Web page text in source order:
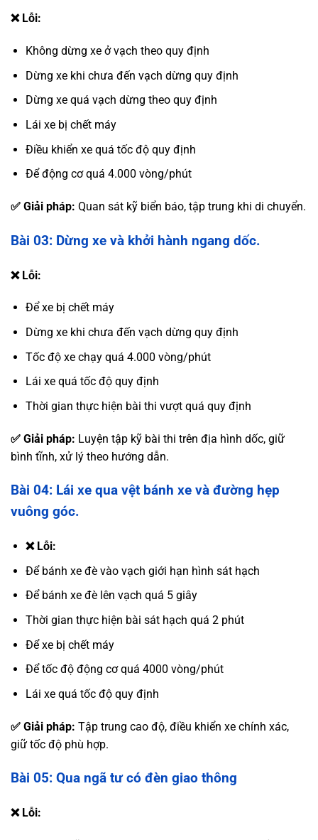
❌ Lỗi:
Không dừng xe ở vạch theo quy định
Dừng xe khi chưa đến vạch dừng quy định
Dừng xe quá vạch dừng theo quy định
Lái xe bị chết máy
Điều khiển xe quá tốc độ quy định
Để động cơ quá 4.000 vòng/phút
✅ Giải pháp: Quan sát kỹ biển báo, tập trung khi di chuyển.
Bài 03: Dừng xe và khởi hành ngang dốc.
❌ Lỗi:
Để xe bị chết máy
Dừng xe khi chưa đến vạch dừng quy định
Tốc độ xe chạy quá 4.000 vòng/phút
Lái xe quá tốc độ quy định
Thời gian thực hiện bài thi vượt quá quy định
✅ Giải pháp: Luyện tập kỹ bài thi trên địa hình dốc, giữ
bình tĩnh, xử lý theo hướng dẫn.
Bài 04: Lái xe qua vệt bánh xe và đường hẹp
vuông góc.
❌ Lỗi:
Để bánh xe đè vào vạch giới hạn hình sát hạch
Để bánh xe đè lên vạch quá 5 giây
Thời gian thực hiện bài sát hạch quá 2 phút
Để xe bị chết máy
Để tốc độ động cơ quá 4000 vòng/phút
Lái xe quá tốc độ quy định
✅ Giải pháp: Tập trung cao độ, điều khiển xe chính xác,
giữ tốc độ phù hợp.
Bài 05: Qua ngã tư có đèn giao thông
❌ Lỗi: